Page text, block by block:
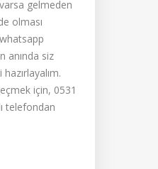
gelmeden
olması
anında siz
için, 0531
telefondan